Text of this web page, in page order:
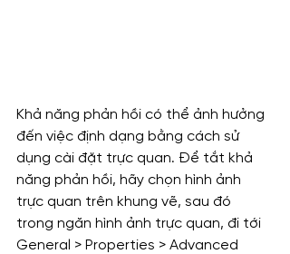
Khả năng phản hồi có thể ảnh hưởng
đến việc định dạng bằng cách sử
dụng cài đặt trực quan. Để tắt khả
năng phản hồi, hãy chọn hình ảnh
trực quan trên khung vẽ, sau đó
trong ngăn hình ảnh trực quan, đi tới
General > Properties > Advanced